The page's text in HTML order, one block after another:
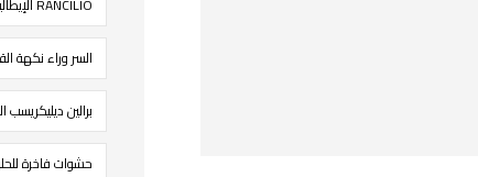
السر وراء نكهة
برالين ديليكريسب
حشوات فاخرة